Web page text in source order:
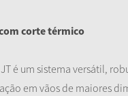
corte térmico
é um sistema versátil,
em vãos de maiores